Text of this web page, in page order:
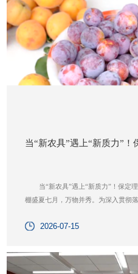
当“新农具”遇上“新质力”！
当“新农具”遇上“新质力”！保定
棚盛夏七月，万物并秀。为深入贯彻
新
2026-07-15